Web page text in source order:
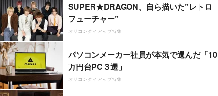
SUPER★DRAGON、自ら描いた”レトロ
フューチャー”
オリコンタイアップ特集
パソコンメーカー社員が本気で選んだ「10
万円台PC３選」
オリコンタイアップ特集